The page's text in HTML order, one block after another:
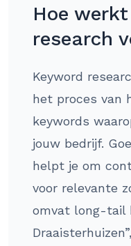
Hoe
research
Keyword
het proces van
keywords
jouw bedrijf.
helpt je om
voor relevante
omvat long-tail